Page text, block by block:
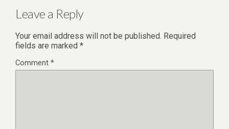
Leave a Reply
Your email address will not be published. Required
fields are marked *
Comment *